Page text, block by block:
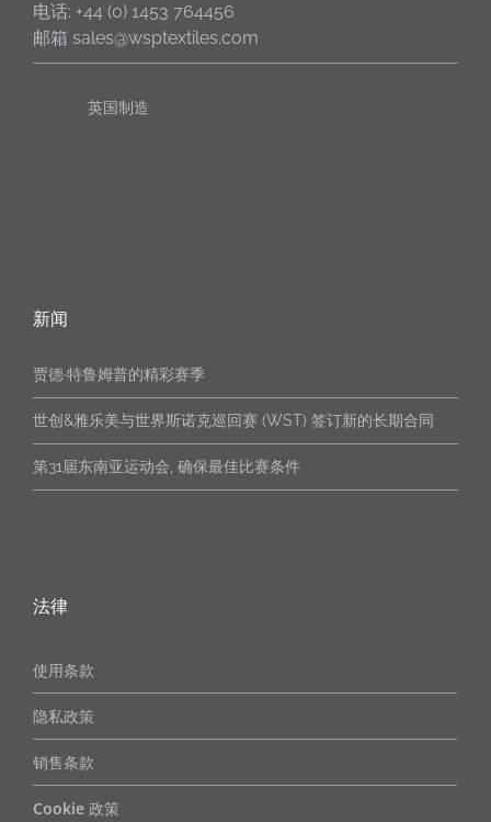
电话: +44 (0) 1453 764456
邮箱 sales@wsptextiles.com
英国制造
新闻
贾德·特鲁姆普的精彩赛季
世创&雅乐美与世界斯诺克巡回赛 (WST) 签订新的长期合同
第31届东南亚运动会, 确保最佳比赛条件
法律
使用条款
隐私政策
销售条款
Cookie 政策